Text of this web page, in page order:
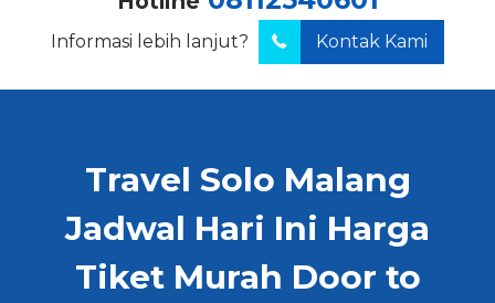
Informasi lebih lanjut? Kontak Kami
Travel Solo Malang
Jadwal Hari Ini Harga
Tiket Murah Door to